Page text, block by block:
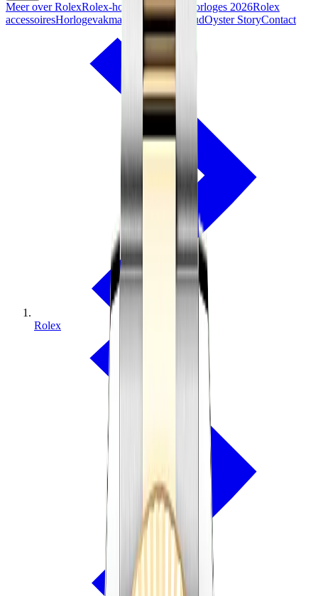
Meer over RolexRolex-horlogesNieuwe horloges 2026Rolex
accessoiresHorlogevakmanschapOnderhoudOyster StoryContact
Rolex